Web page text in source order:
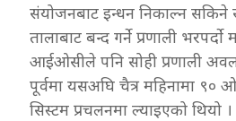
संयोजनबाट इन्धन निकाल्न
तालाबाट बन्द गर्ने प्रणाली भरपर्दो
आईओसीले पनि सोही प्रणाली
पूर्वमा यसअघि चैत्र महिनामा ९०
सिस्टम प्रचलनमा ल्याइएको थियो